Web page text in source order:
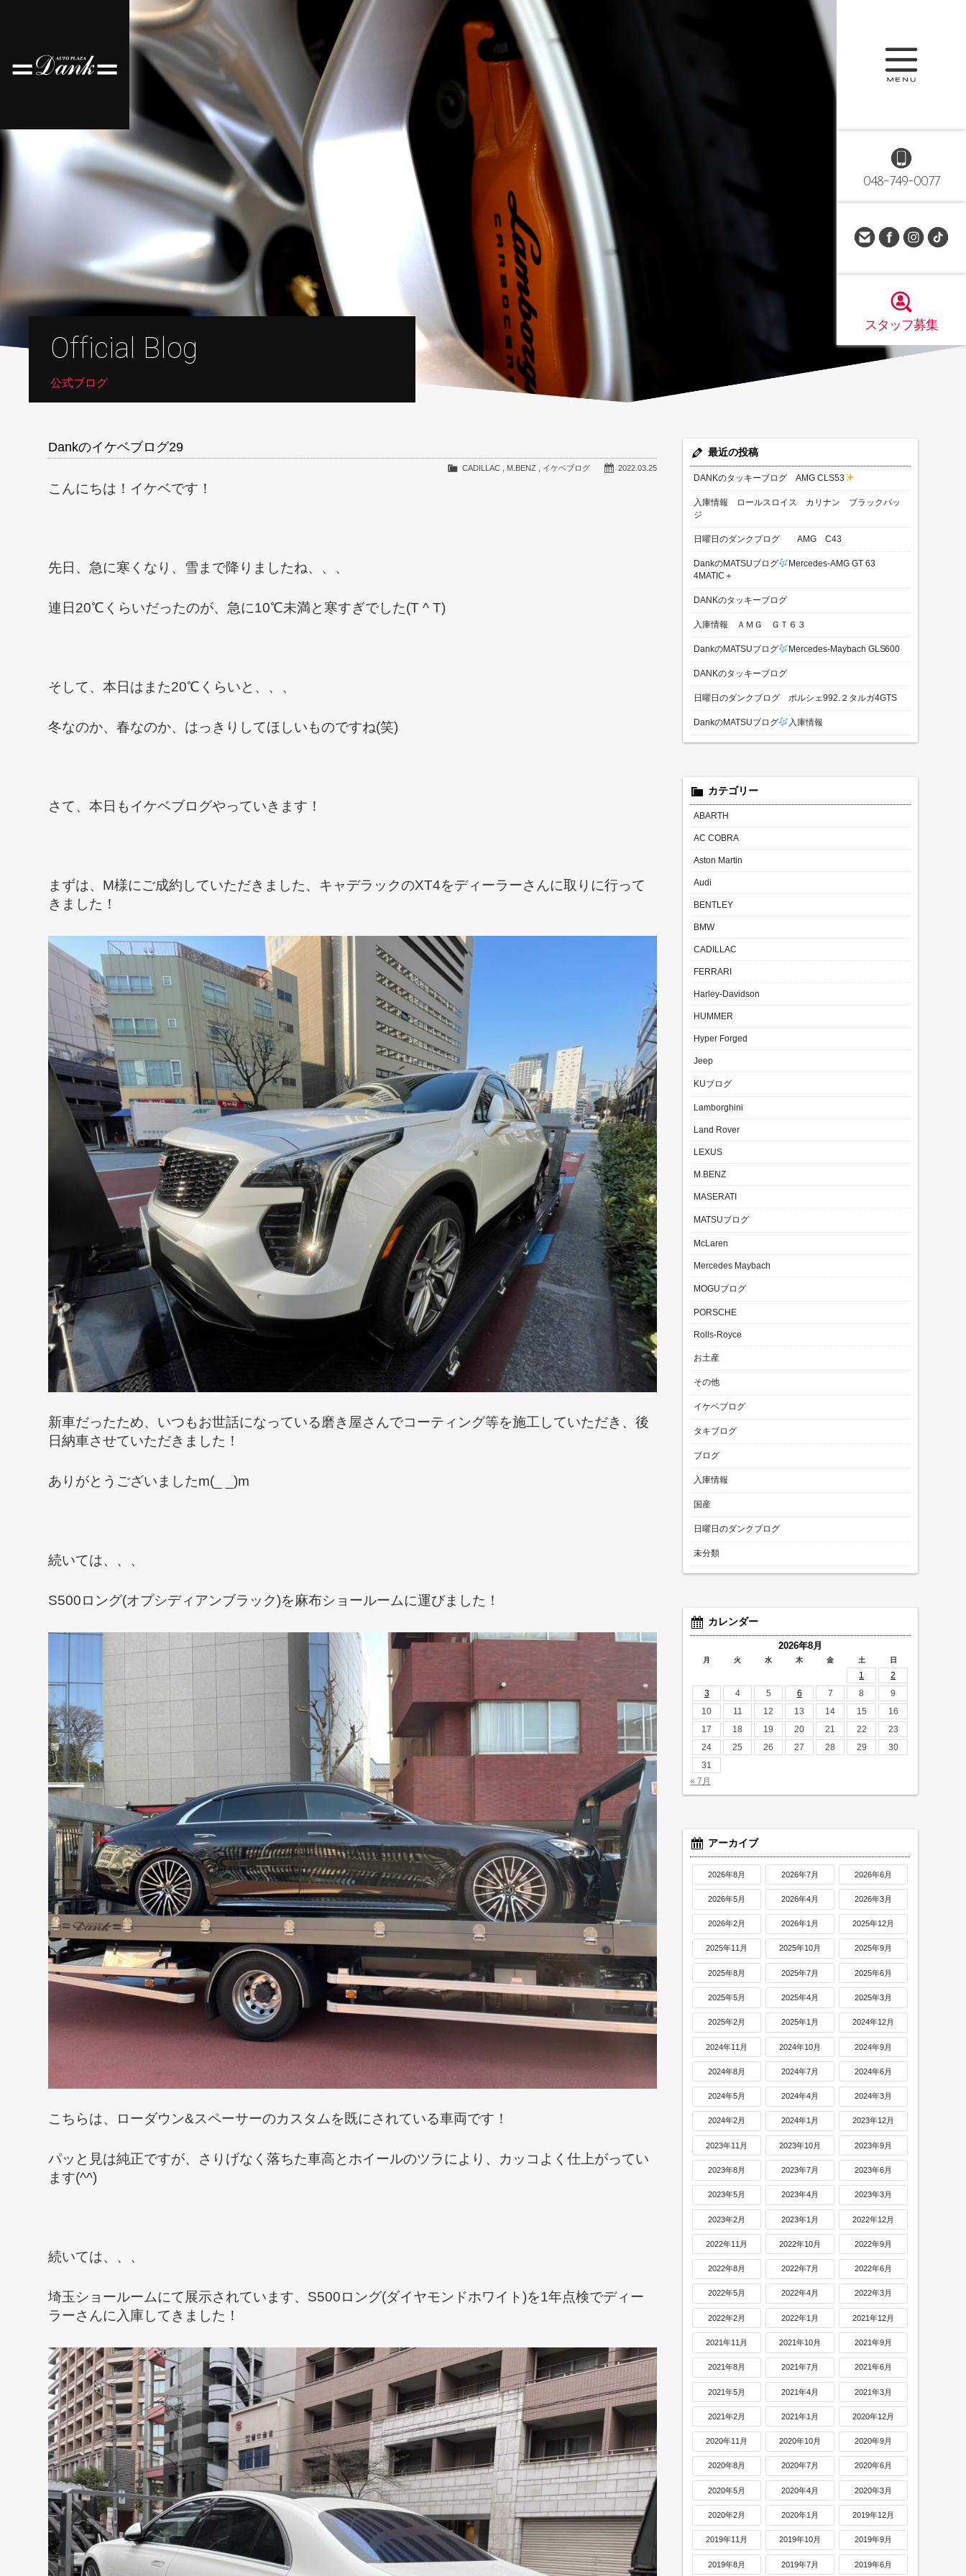
048-749-0077
スタッフ募集
Official Blog
公式ブログ
Dankのイケベブログ29
2022.03.25
CADILLAC M.BENZ イケベブログ
こんにちは！イケベです！
先日、急に寒くなり、雪まで降りましたね、、、
連日20℃くらいだったのが、急に10℃未満と寒すぎでした(T ^ T)
そして、本日はまた20℃くらいと、、、
冬なのか、春なのか、はっきりしてほしいものですね(笑)
さて、本日もイケベブログやっていきます！
まずは、M様にご成約していただきました、キャデラックのXT4をディーラーさんに取りに行って
きました！
新車だったため、いつもお世話になっている磨き屋さんでコーティング等を施工していただき、後
日納車させていただきました！
ありがとうございましたm(_ _)m
続いては、、、
S500ロング(オプシディアンブラック)を麻布ショールームに運びました！
こちらは、ローダウン&スペーサーのカスタムを既にされている車両です！
パッと見は純正ですが、さりげなく落ちた車高とホイールのツラにより、カッコよく仕上がってい
ます(^^)
続いては、、、
埼玉ショールームにて展示されています、S500ロング(ダイヤモンドホワイト)を1年点検でディー
ラーさんに入庫してきました！
最近の投稿
DANKのタッキーブログ AMG CLS53
入庫情報 ロールスロイス カリナン ブラックバッ
ジ
日曜日のダンクブログ AMG C43
DankのMATSUブログ
Mercedes-AMG GT 63
4MATIC＋
DANKのタッキーブログ
入庫情報 ＡＭＧ ＧＴ６３
DankのMATSUブログ Mercedes-Maybach GLS600
DANKのタッキーブログ
日曜日のダンクブログ ポルシェ992.２タルガ4GTS
DankのMATSUブログ 入庫情報
カテゴリー
ABARTH
AC COBRA
Aston Martin
Audi
BENTLEY
BMW
CADILLAC
FERRARI
Harley-Davidson
HUMMER
Hyper Forged
Jeep
KUブログ
Lamborghini
Land Rover
LEXUS
M.BENZ
MASERATI
MATSUブログ
McLaren
Mercedes Maybach
MOGUブログ
PORSCHE
Rolls-Royce
お土産
その他
イケベブログ
タキブログ
ブログ
入庫情報
国産
日曜日のダンクブログ
未分類
カレンダー
2026年8月
月 火 水 木 金 土 日
1
2
3
4 5 6 7 8
9
10
11 12 13 14 15
16
17
18 19 20 21 22
23
24
25 26 27 28 29
30
31
« 7月
アーカイブ
2026年8月 2026年7月 2026年6月
2026年5月 2026年4月 2026年3月
2026年2月 2026年1月 2025年12月
2025年11月 2025年10月 2025年9月
2025年8月 2025年7月 2025年6月
2025年5月 2025年4月 2025年3月
2025年2月 2025年1月 2024年12月
2024年11月 2024年10月 2024年9月
2024年8月 2024年7月 2024年6月
2024年5月 2024年4月 2024年3月
2024年2月 2024年1月 2023年12月
2023年11月 2023年10月 2023年9月
2023年8月 2023年7月 2023年6月
2023年5月 2023年4月 2023年3月
2023年2月 2023年1月 2022年12月
2022年11月 2022年10月 2022年9月
2022年8月 2022年7月 2022年6月
2022年5月 2022年4月 2022年3月
2022年2月 2022年1月 2021年12月
2021年11月 2021年10月 2021年9月
2021年8月 2021年7月 2021年6月
2021年5月 2021年4月 2021年3月
2021年2月 2021年1月 2020年12月
2020年11月 2020年10月 2020年9月
2020年8月 2020年7月 2020年6月
2020年5月 2020年4月 2020年3月
2020年2月 2020年1月 2019年12月
2019年11月 2019年10月 2019年9月
2019年8月 2019年7月 2019年6月